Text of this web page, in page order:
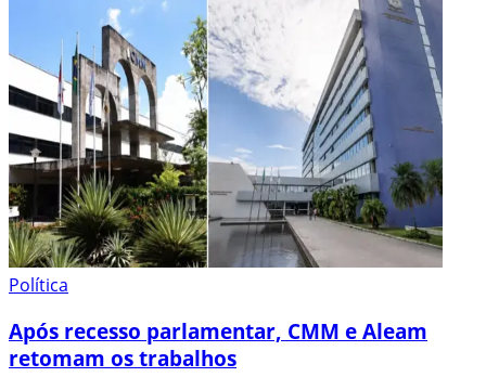
Política
Após recesso parlamentar, CMM e Aleam
retomam os trabalhos